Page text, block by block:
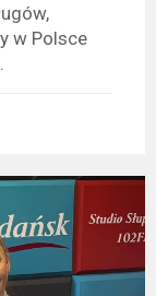
w Polsce